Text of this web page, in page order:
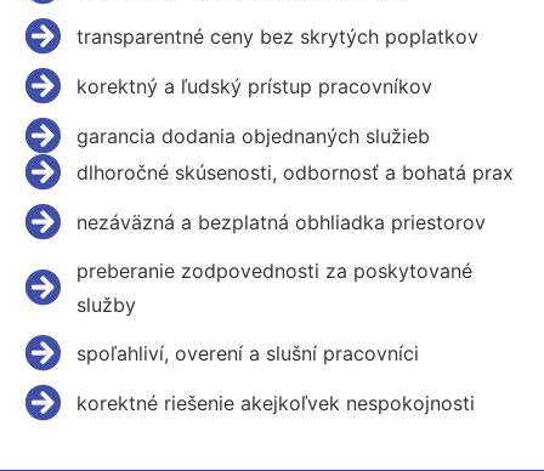
transparentné ceny bez skrytých poplatkov
korektný a ľudský prístup pracovníkov
garancia dodania objednaných služieb
dlhoročné skúsenosti, odbornosť a bohatá prax
nezáväzná a bezplatná obhliadka priestorov
preberanie zodpovednosti za poskytované
služby
spoľahliví, overení a slušní pracovníci
korektné riešenie akejkoľvek nespokojnosti